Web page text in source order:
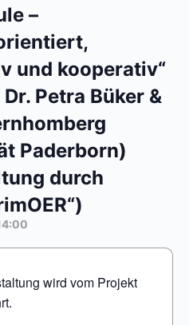
–
und kooperativ“
Petra Büker &
Paderborn)
durch
wird vom Projekt